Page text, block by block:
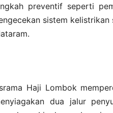
preventif seperti
sistem kelistrikan
Haji Lombok
dua jalur